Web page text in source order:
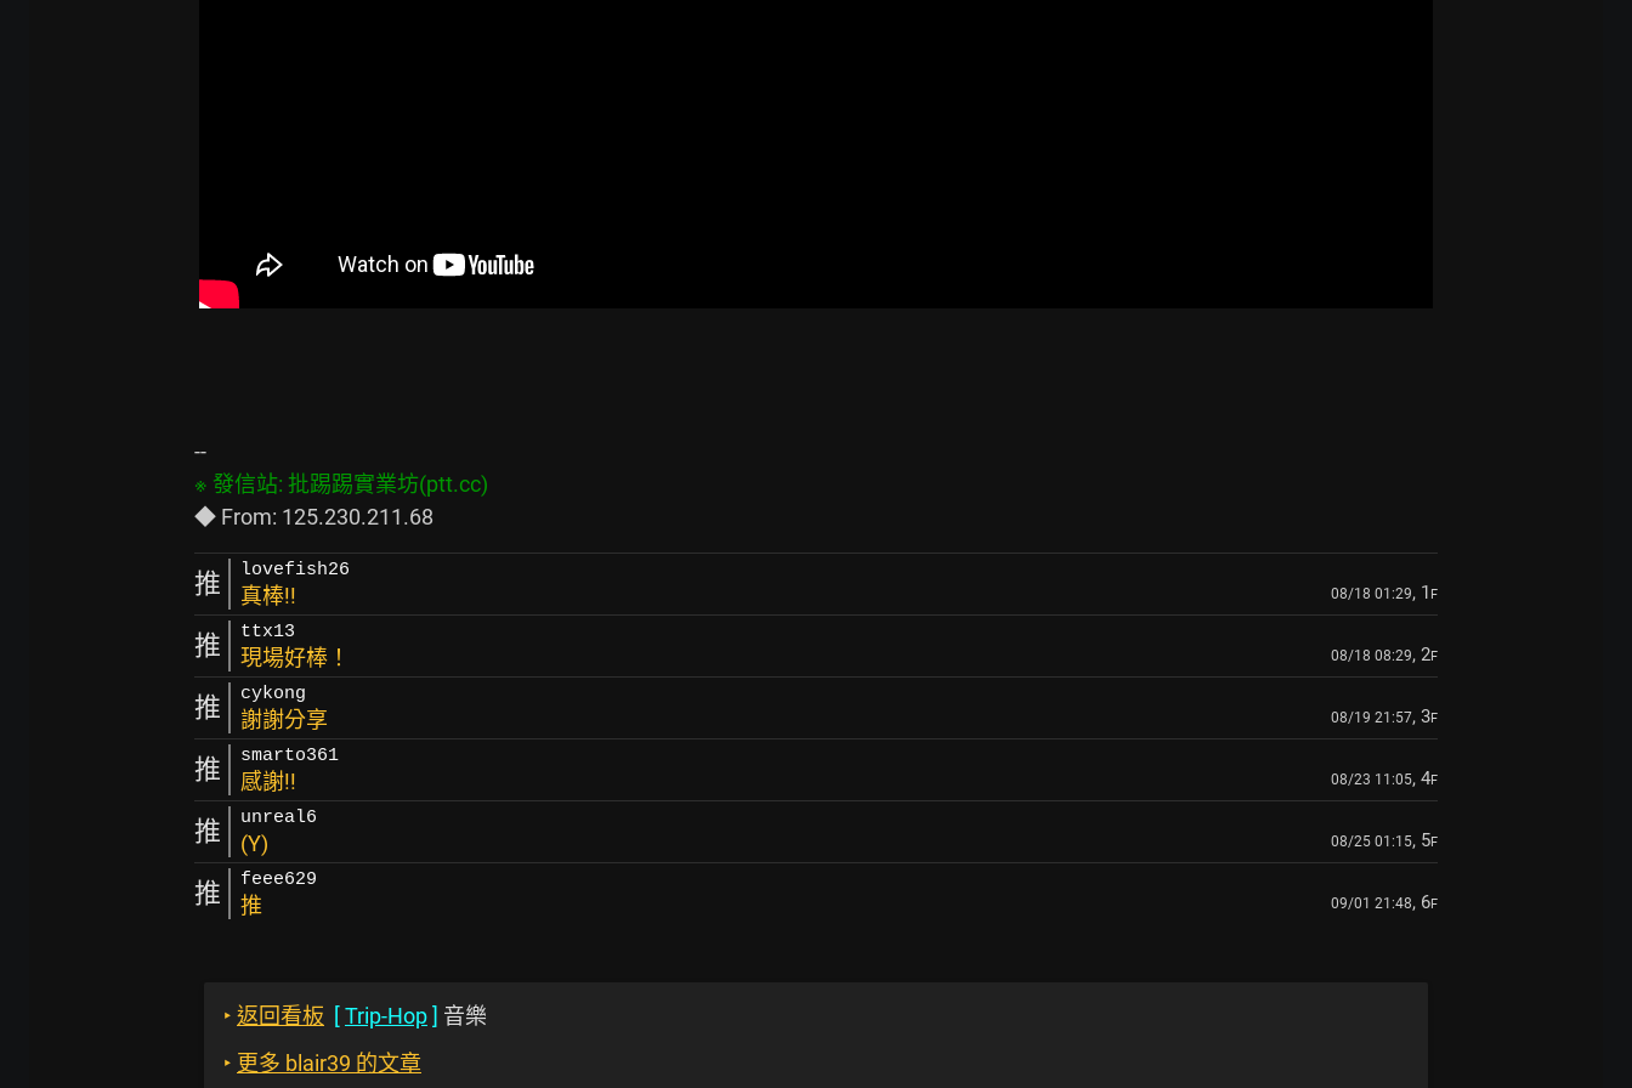
推 lovefish26
真棒!! 08/18 01:29, 1 F
推 ttx13
現場好棒！ 08/18 08:29, 2F
推 cykong
謝謝分享 08/19 21:57, 3F
推 smarto361
感謝!! 08/23 11:05, 4F
推 unreal6
(Y) 08/25 01:15, 5F
推 feee629
推 09/01 21:48, 6F
‣ 返回看板 [Trip-Hop] 音樂
‣ 更多 blair39 的文章